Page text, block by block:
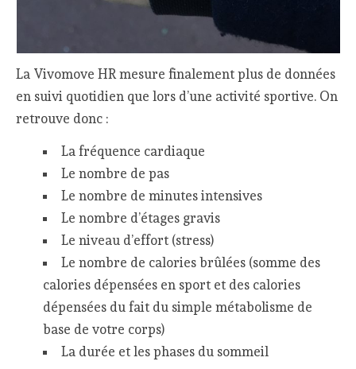
La Vivomove HR mesure finalement plus de données
en suivi quotidien que lors d’une activité sportive. On
retrouve donc :
La fréquence cardiaque
Le nombre de pas
Le nombre de minutes intensives
Le nombre d’étages gravis
Le niveau d’effort (stress)
Le nombre de calories brûlées (somme des
calories dépensées en sport et des calories
dépensées du fait du simple métabolisme de
base de votre corps)
La durée et les phases du sommeil